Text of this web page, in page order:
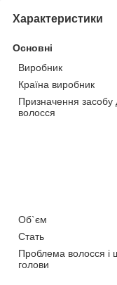
Характеристики
Основні
Виробник
Країна виробник
Призначення засобу
волосся
Об`єм
Стать
Проблема волосся і
голови